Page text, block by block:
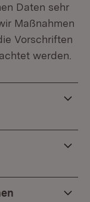
Daten sehr
Maßnahmen
Vorschriften
werden.